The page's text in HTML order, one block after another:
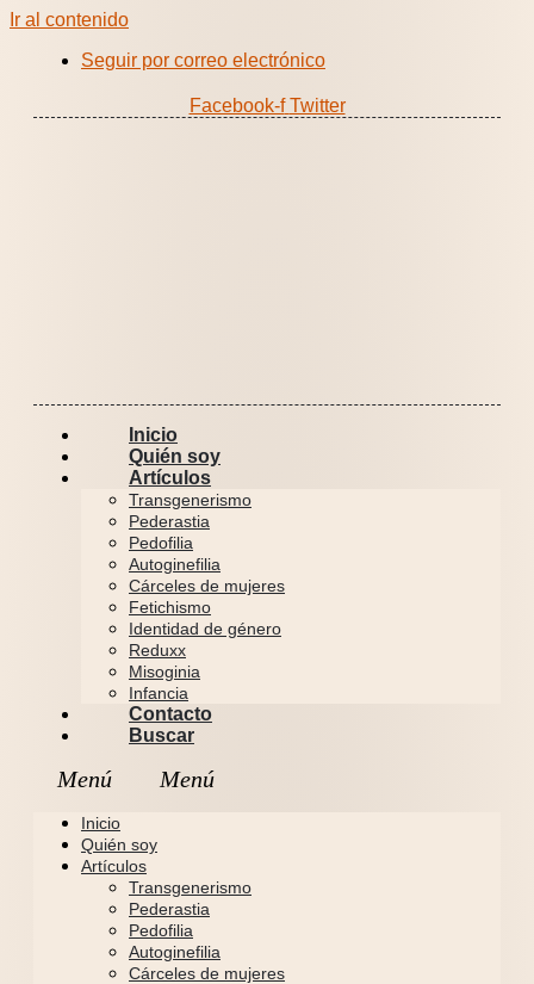
Ir al contenido
Seguir por correo electrónico
Facebook-f Twitter
Inicio
Quién soy
Artículos
Transgenerismo
Pederastia
Pedofilia
Autoginefilia
Cárceles de mujeres
Fetichismo
Identidad de género
Reduxx
Misoginia
Infancia
Contacto
Buscar
Inicio
Quién soy
Artículos
Transgenerismo
Pederastia
Pedofilia
Autoginefilia
Cárceles de mujeres